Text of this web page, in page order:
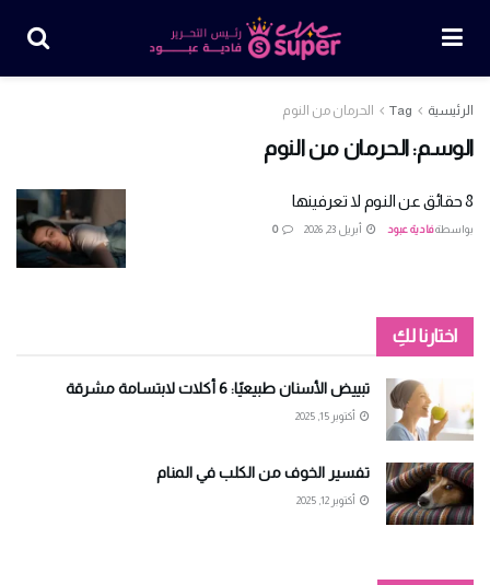
الرئيسية Tag الحرمان من النوم
الوسم:الحرمان من النوم
8 حقائق عن النوم لا تعرفينها
بواسطةفادية عبود أبريل 23, 2026 0
اختارنا لكِ
تبييض الأسنان طبيعيًا: 6 أكلات لابتسامة مشرقة
أكتوبر 15, 2025
تفسير الخوف من الكلب في المنام
أكتوبر 12, 2025